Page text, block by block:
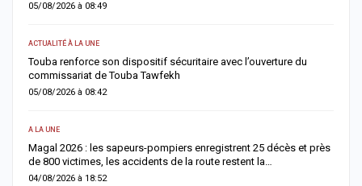
04/08/2026 à 08:24
ACTUALITÉ À LA UNE
Absentéisme après le Magal : Mamadou Lamine Dianté somme
179 agents de justifier leur absence
04/08/2026 à 08:12
SOCIÉTÉ
Retour du Magal 2026 : les sapeurs-pompiers recensent 22 décès
et 685 victimes, la vigilance renforcée sur les routes
03/08/2026 à 20:13